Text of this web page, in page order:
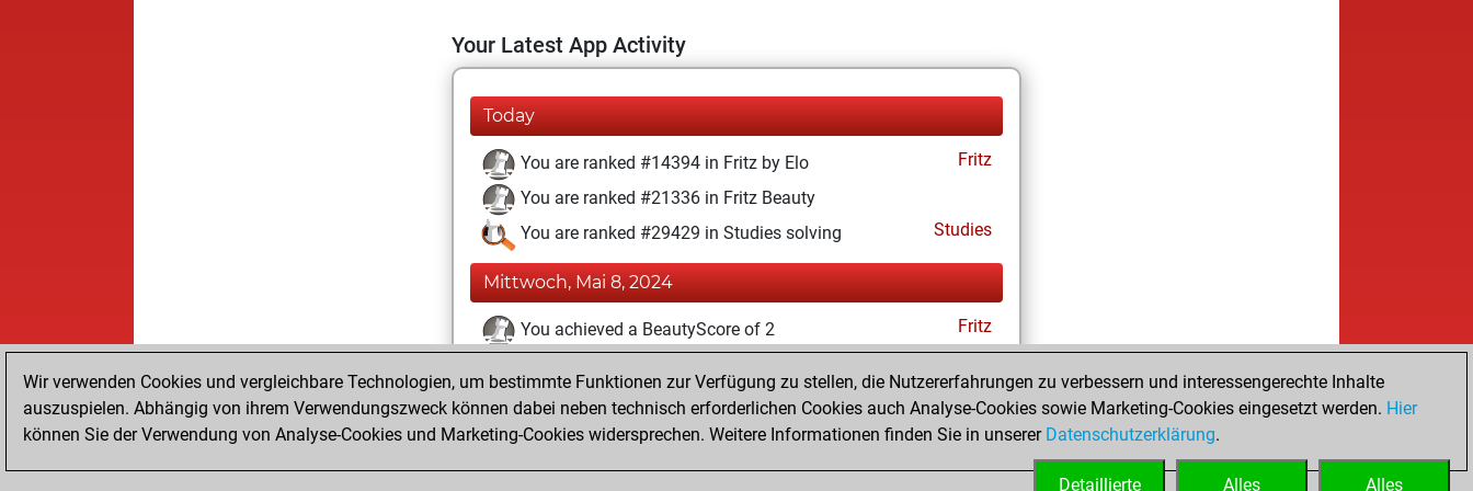
Your Latest App Activity
Today
You are ranked #14394 in Fritz by Elo
Fritz
You are ranked #21336 in Fritz Beauty
You are ranked #29429 in Studies solving
Studies
Mittwoch, Mai 8, 2024
You achieved a BeautyScore of 2
Fritz
You created your Fritz account
You created your Studies account
Studies
Wir verwenden Cookies und vergleichbare Technologien, um bestimmte Funktionen zur Verfügung zu stellen, die Nutzererfahrungen zu verbessern und interessengerechte Inhalte
auszuspielen. Abhängig von ihrem Verwendungszweck können dabei neben technisch erforderlichen Cookies auch Analyse-Cookies sowie Marketing-Cookies eingesetzt werden. Hier
können Sie der Verwendung von Analyse-Cookies und Marketing-Cookies widersprechen. Weitere Informationen finden Sie in unserer Datenschutzerklärung.
Alles
Alles
Detaillierte